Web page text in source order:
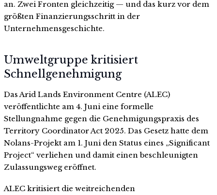
an. Zwei Fronten gleichzeitig — und das kurz vor dem
größten Finanzierungsschritt in der
Unternehmensgeschichte.
Umweltgruppe kritisiert
Schnellgenehmigung
Das Arid Lands Environment Centre (ALEC)
veröffentlichte am 4. Juni eine formelle
Stellungnahme gegen die Genehmigungspraxis des
Territory Coordinator Act 2025. Das Gesetz hatte dem
Nolans-Projekt am 1. Juni den Status eines „Significant
Project“ verliehen und damit einen beschleunigten
Zulassungsweg eröffnet.
ALEC kritisiert die weitreichenden